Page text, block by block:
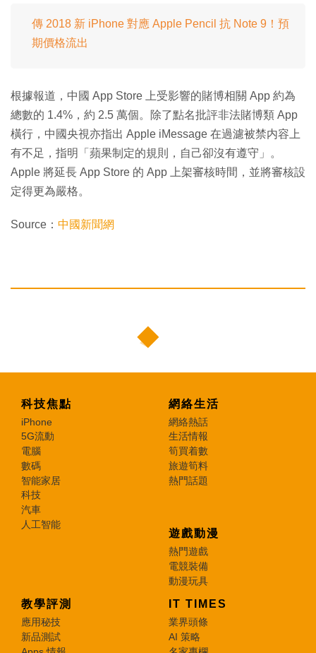
傳 2018 新 iPhone 對應 Apple Pencil 抗 Note 9！預
期價格流出
根據報道，中國 App Store 上受影響的賭博相關 App 約為
總數的 1.4%，約 2.5 萬個。除了點名批評非法賭博類 App
橫行，中國央視亦指出 Apple iMessage 在過濾被禁内容上
有不足，指明「蘋果制定的規則，自己卻沒有遵守」。
Apple 將延長 App Store 的 App 上架審核時間，並將審核設
定得更為嚴格。
Source： 中國新聞網
科技焦點
iPhone
5G流動
電腦
數碼
智能家居
科技
汽車
人工智能
網絡生活
網絡熱話
生活情報
筍買着數
旅遊筍料
熱門話題
遊戲動漫
熱門遊戲
電競裝備
動漫玩具
教學評測
應用秘技
新品測試
IT TIMES
業界頭條
AI 策略